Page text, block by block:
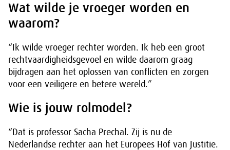
Wat wilde je vroeger worden en
waarom?
“Ik wilde vroeger rechter worden. Ik heb een groot
rechtvaardigheidsgevoel en wilde daarom graag
bijdragen aan het oplossen van conflicten en zorgen
voor een veiligere en betere wereld.”
Wie is jouw rolmodel?
“Dat is professor Sacha Prechal. Zij is nu de
Nederlandse rechter aan het Europees Hof van Justitie.